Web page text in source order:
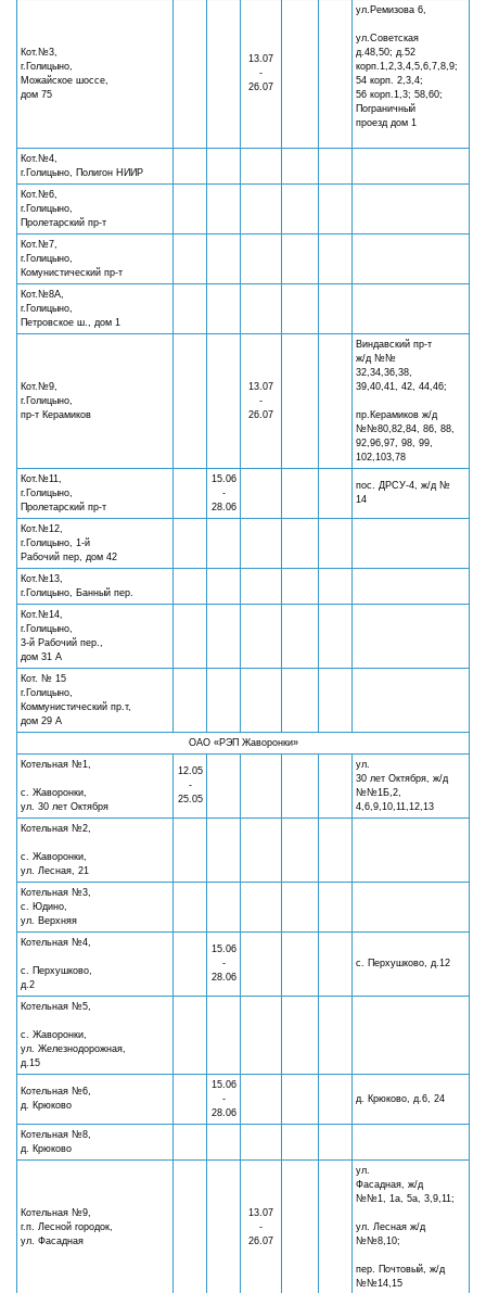
Кот.№3,
г.Голицыно,
Можайское шоссе,
дом 75
13.07
-
26.07
ул.Ремизова 6,
ул.Советская
д.48,50; д.52
корп.1,2,3,4,5,6,7,8,9;
54 корп. 2,3,4;
56 корп.1,3; 58,60;
Пограничный
проезд дом 1
Кот.№4,
г.Голицыно, Полигон НИИР
Кот.№6,
г.Голицыно,
Пролетарский пр-т
Кот.№7,
г.Голицыно,
Комунистический пр-т
Кот.№8А,
г.Голицыно,
Петровское ш., дом 1
Кот.№9,
г.Голицыно,
пр-т Керамиков
13.07
-
26.07
Виндавский пр-т
ж/д №№
32,34,36,38,
39,40,41, 42, 44,46;
пр.Керамиков ж/д
№№80,82,84, 86, 88,
92,96,97, 98, 99,
102,103,78
Кот.№11,
г.Голицыно,
Пролетарский пр-т
15.06
-
28.06
пос. ДРСУ-4, ж/д №
14
Кот.№12,
г.Голицыно, 1-й
Рабочий пер, дом 42
Кот.№13,
г.Голицыно, Банный пер.
Кот.№14,
г.Голицыно,
3-й Рабочий пер.,
дом 31 А
Кот. № 15
г.Голицыно,
Коммунистический пр.т,
дом 29 А
ОАО «РЭП Жаворонки»
Котельная №1,
с. Жаворонки,
ул. 30 лет Октября
12.05
-
25.05
ул.
30 лет Октября, ж/д
№№1Б,2,
4,6,9,10,11,12,13
Котельная №2,
с. Жаворонки,
ул. Лесная, 21
Котельная №3,
с. Юдино,
ул. Верхняя
Котельная №4,
с. Перхушково,
д.2
15.06
-
28.06
с. Перхушково, д.12
Котельная №5,
с. Жаворонки,
ул. Железнодорожная,
д.15
Котельная №6,
д. Крюково
15.06
-
28.06
д. Крюково, д.6, 24
Котельная №8,
д. Крюково
Котельная №9,
г.п. Лесной городок,
ул. Фасадная
13.07
-
26.07
ул.
Фасадная, ж/д
№№1, 1а, 5а, 3,9,11;
ул. Лесная ж/д
№№8,10;
пер. Почтовый, ж/д
№№14,15